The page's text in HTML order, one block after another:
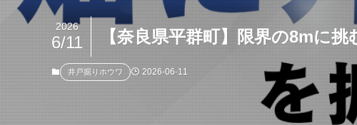
【奈良県平群町】限界の8mに
2026
6/11
井戸掘りホウワ 2026-06-11